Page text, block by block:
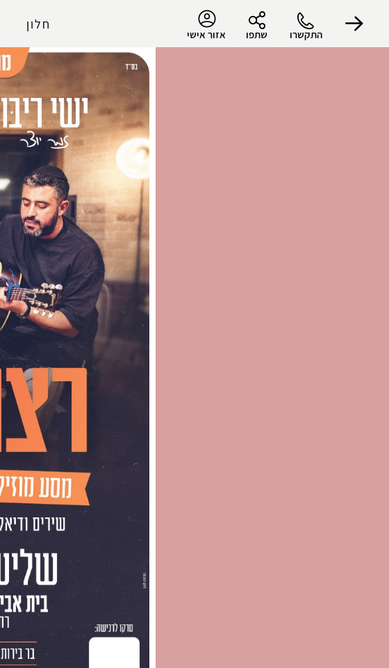
התקשרו שתפו אזור אישי
חלון